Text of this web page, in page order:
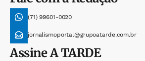
(71) 99601-0020
jornalismoportal@grupoatarde.com.br
AssineA TARDE